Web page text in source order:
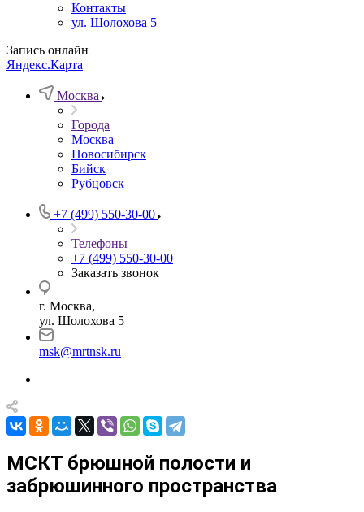
Контакты
ул. Шолохова 5
Запись онлайн
Яндекс.Карта
Москва
Города
Москва
Новосибирск
Бийск
Рубцовск
+7 (499) 550-30-00
Телефоны
+7 (499) 550-30-00
Заказать звонок
г. Москва,
ул. Шолохова 5
msk@mrtnsk.ru
МСКТ брюшной полости и
забрюшинного пространства